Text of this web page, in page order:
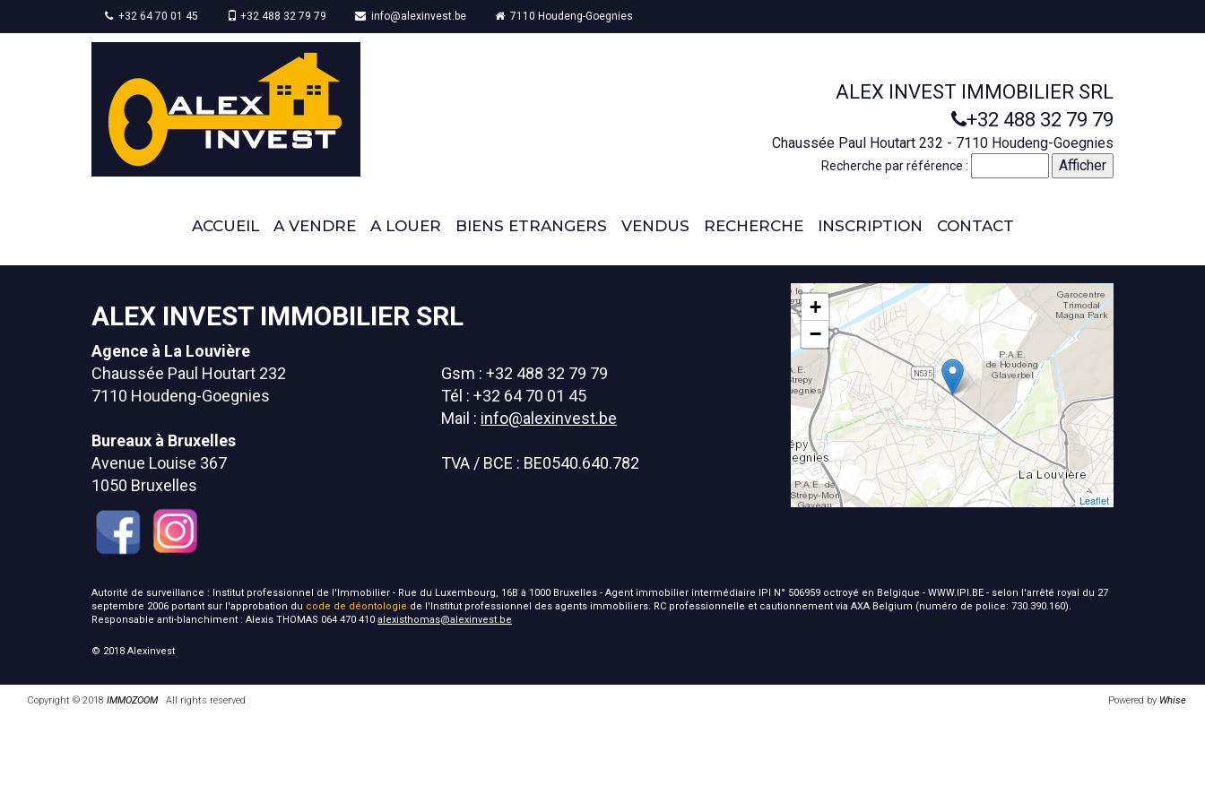
+32 64 70 01 45 +32 488 32 79 79 info@alexinvest.be 7110 Houdeng-Goegnies
ALEX INVEST IMMOBILIER SRL
+32 488 32 79 79
Chaussée Paul Houtart 232 - 7110 Houdeng-Goegnies
Recherche par référence :
ACCUEIL A VENDRE A LOUER BIENS ETRANGERS VENDUS RECHERCHE INSCRIPTION CONTACT
ALEX INVEST IMMOBILIER SRL
Agence à La Louvière
Chaussée Paul Houtart 232
7110 Houdeng-Goegnies
Bureaux à Bruxelles
Avenue Louise 367
1050 Bruxelles
Gsm : +32 488 32 79 79
Tél : +32 64 70 01 45
Mail : info@alexinvest.be
TVA / BCE : BE0540.640.782
+
−
Leaflet
Autorité de surveillance : Institut professionnel de l'Immobilier - Rue du Luxembourg, 16B à 1000 Bruxelles - Agent immobilier intermédiaire IPI N° 506959 octroyé en Belgique - WWW.IPI.BE - selon l'arrêté royal du 27
septembre 2006 portant sur l'approbation du code de déontologie de l'Institut professionnel des agents immobiliers. RC professionnelle et cautionnement via AXA Belgium (numéro de police: 730.390.160).
Responsable anti-blanchiment : Alexis THOMAS 064 470 410 alexisthomas@alexinvest.be
© 2018 Alexinvest
Copyright © 2018 IMMOZOOMAll rights reserved Powered by Whise